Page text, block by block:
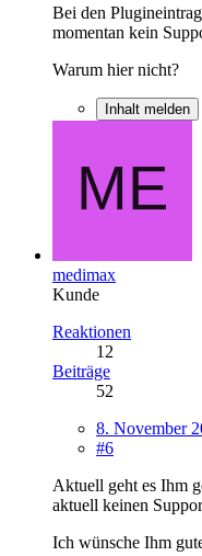
Bei den
momentan kein
Warum hier nicht?
Inhalt melden
medimax
Kunde
Reaktionen
12
Beiträge
52
8. November
#6
Aktuell geht es Ihm
aktuell keinen
Ich wünsche Ihm